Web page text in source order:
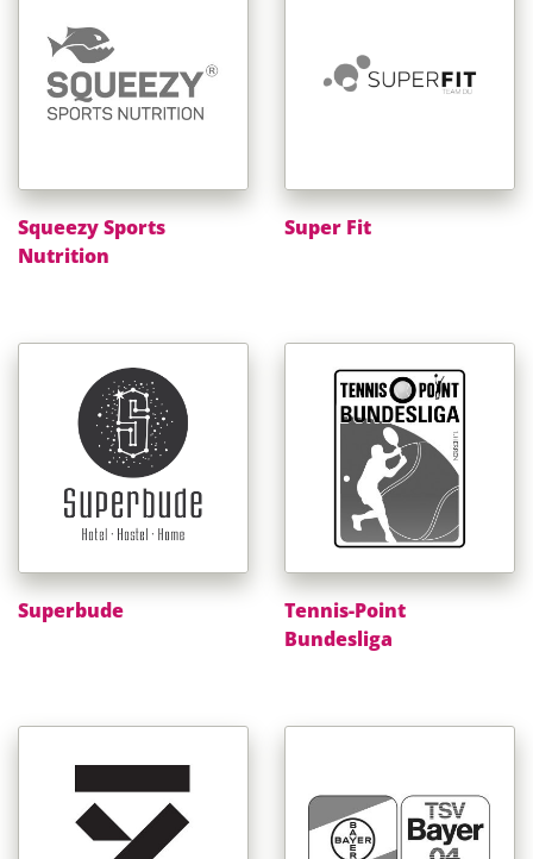
Squeezy Sports
Nutrition
Super Fit
Superbude
Tennis-Point
Bundesliga